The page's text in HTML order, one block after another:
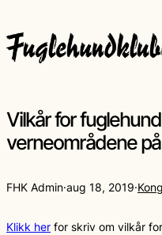
Vilkår for
verneområdene
FHK Admin·aug 18, 2019·
Klikk her for skriv om vilkår